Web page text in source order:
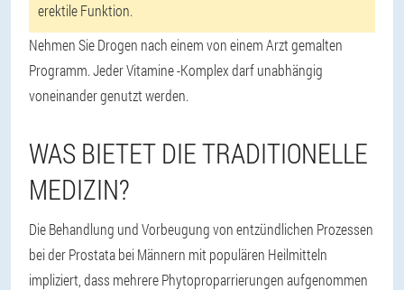
erektile Funktion.
Nehmen Sie Drogen nach einem von einem Arzt gemalten
Programm. Jeder Vitamine -Komplex darf unabhängig
voneinander genutzt werden.
WAS BIETET DIE TRADITIONELLE
MEDIZIN?
Die Behandlung und Vorbeugung von entzündlichen Prozessen
bei der Prostata bei Männern mit populären Heilmitteln
impliziert, dass mehrere Phytoproparrierungen aufgenommen